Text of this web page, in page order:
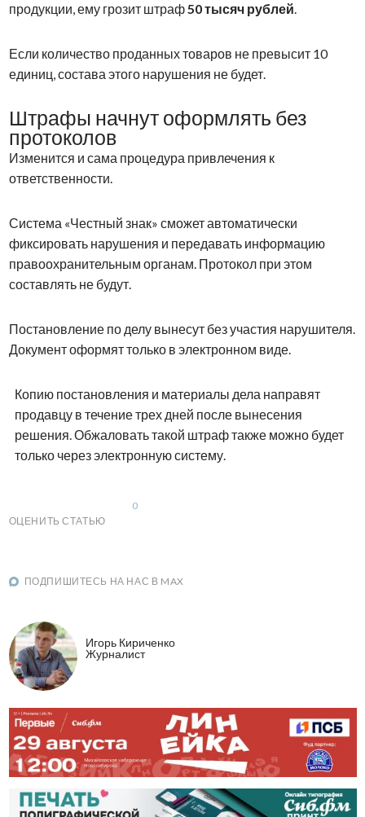
продукции, ему грозит штраф50 тысяч рублей.
Если количество проданных товаров не превысит 10
единиц, состава этого нарушения не будет.
Штрафы начнут оформлять без
протоколов
Изменится и сама процедура привлечения к
ответственности.
Система «Честный знак» сможет автоматически
фиксировать нарушения и передавать информацию
правоохранительным органам. Протокол при этом
составлять не будут.
Постановление по делу вынесут без участия нарушителя.
Документ оформят только в электронном виде.
Копию постановления и материалы дела направят
продавцу в течение трех дней после вынесения
решения. Обжаловать такой штраф также можно будет
только через электронную систему.
ОЦЕНИТЬ СТАТЬЮ
0
ПОДПИШИТЕСЬ НА НАС В MAX
Игорь Кириченко
Журналист